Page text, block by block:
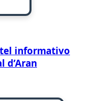
informativo
d’Aran